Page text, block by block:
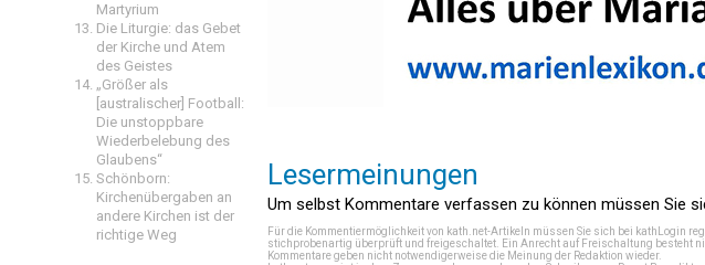
Martyrium
Die Liturgie: das Gebet
der Kirche und Atem
des Geistes
„Größer als
[australischer] Football:
Die unstoppbare
Wiederbelebung des
Glaubens“
Schönborn:
Kirchenübergaben an
andere Kirchen ist der
richtige Weg
Lesermeinungen
Um selbst Kommentare verfassen zu können müssen Sie
Für die Kommentiermöglichkeit von kath.net-Artikeln müssen Sie sich bei kathLogin
stichprobenartig überprüft und freigeschaltet. Ein Anrecht auf Freischaltung besteht
Kommentare geben nicht notwendigerweise die Meinung der Redaktion wieder.